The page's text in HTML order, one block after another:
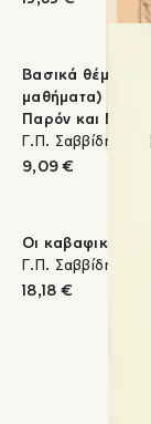
Βασικά θέματα
μαθήματα) Φύση
Παρόν και
Γ.Π. Σαββίδης
9,09 €
Οι καβαφικές
Γ.Π. Σαββίδης
18,18 €